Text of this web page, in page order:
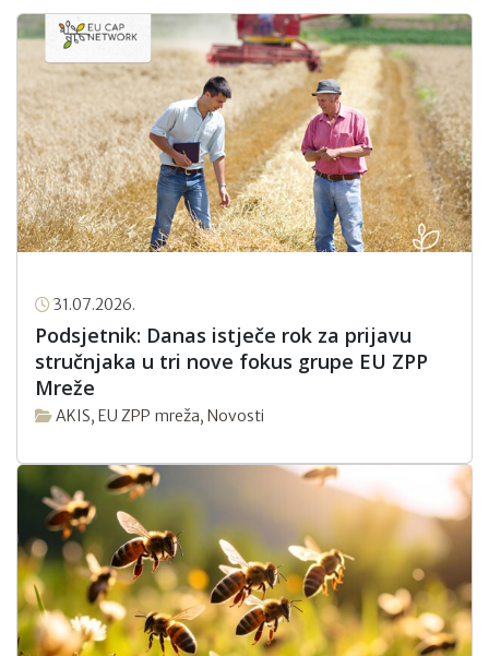
31.07.2026.
Podsjetnik: Danas istječe rok za prijavu
stručnjaka u tri nove fokus grupe EU ZPP
Mreže
AKIS, EU ZPP mreža, Novosti